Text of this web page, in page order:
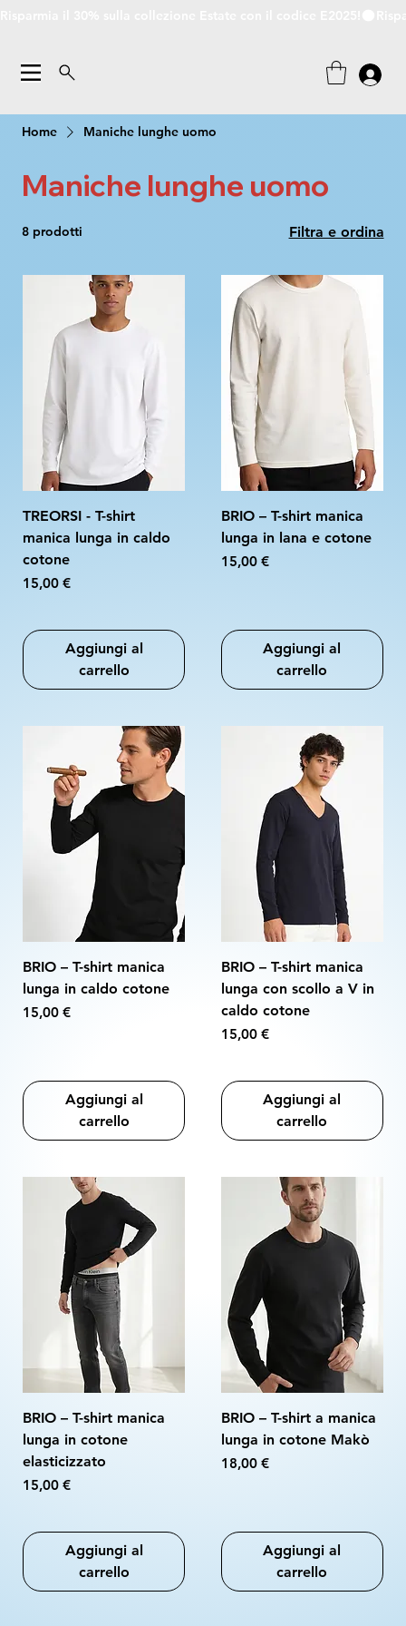
Home Maniche lunghe uomo
Maniche lunghe uomo
8 prodotti Filtra e ordina
TREORSI - T-shirt
manica lunga in caldo
cotone
Prezzo
15,00 €
Aggiungi al
carrello
BRIO – T-shirt manica
lunga in lana e cotone
Prezzo
15,00 €
Aggiungi al
carrello
BRIO – T-shirt manica
lunga in caldo cotone
Prezzo
15,00 €
Aggiungi al
carrello
BRIO – T-shirt manica
lunga con scollo a V in
caldo cotone
Prezzo
15,00 €
Aggiungi al
carrello
BRIO – T-shirt manica
lunga in cotone
elasticizzato
Prezzo
15,00 €
Aggiungi al
carrello
BRIO – T-shirt a manica
lunga in cotone Makò
Prezzo
18,00 €
Aggiungi al
carrello